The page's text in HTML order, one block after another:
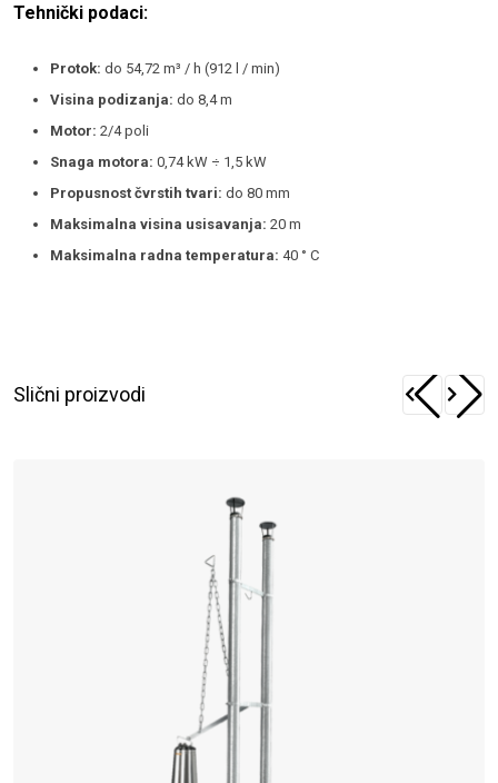
Tehnički podaci:
Protok: do 54,72 m³ / h (912 l / min)
Visina podizanja: do 8,4 m
Motor: 2/4 poli
Snaga motora: 0,74 kW ÷ 1,5 kW
Propusnost čvrstih tvari: do 80 mm
Maksimalna visina usisavanja: 20 m
Maksimalna radna temperatura: 40 ° C
Slični proizvodi